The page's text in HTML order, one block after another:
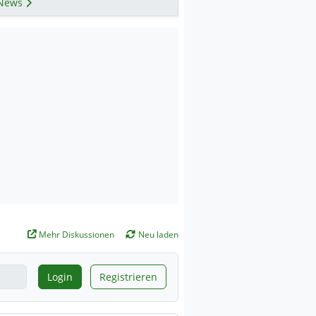
Mehr Diskussionen Neu laden
Login Registrieren